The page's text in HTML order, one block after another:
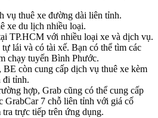
vụ thuê xe đường dài liên tỉnh.
xe du lịch nhiều loại.
TP.HCM với nhiều loại xe và dịch vụ.
lái và có tài xế. Bạn có thể tìm các
chạy tuyến Bình Phước.
còn cung cấp dịch vụ thuê xe kèm
đi tỉnh.
hợp, Grab cũng có thể cung cấp
GrabCar 7 chỗ liên tỉnh với giá cố
trực tiếp trên ứng dụng.